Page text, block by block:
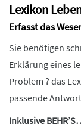
Lexikon
Erfasst das
Sie benötigen
Erklärung eines
Problem ? das
passende
Inklusive